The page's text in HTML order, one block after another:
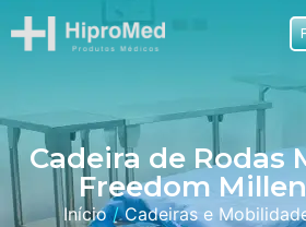
Cadeira de Rodas
Freedom
Início/Cadeiras e